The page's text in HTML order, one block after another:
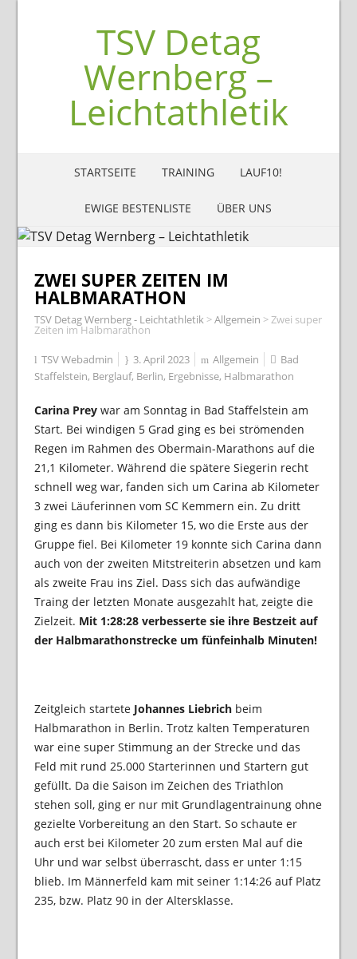
TSV Detag
Wernberg –
Leichtathletik
STARTSEITE TRAINING LAUF10!
EWIGE BESTENLISTE ÜBER UNS
ZWEI SUPER ZEITEN IM
HALBMARATHON
TSV Detag Wernberg - Leichtathletik>Allgemein >Zwei super
Zeiten im Halbmarathon
TSV Webadmin 3. April 2023 Allgemein
Bad
Staffelstein, Berglauf, Berlin, Ergebnisse, Halbmarathon
Carina Preywar am Sonntag in Bad Staffelstein am
Start. Bei windigen 5 Grad ging es bei strömenden
Regen im Rahmen des Obermain-Marathons auf die
21,1 Kilometer. Während die spätere Siegerin recht
schnell weg war, fanden sich um Carina ab Kilometer
3 zwei Läuferinnen vom SC Kemmern ein. Zu dritt
ging es dann bis Kilometer 15, wo die Erste aus der
Gruppe fiel. Bei Kilometer 19 konnte sich Carina dann
auch von der zweiten Mitstreiterin absetzen und kam
als zweite Frau ins Ziel. Dass sich das aufwändige
Traing der letzten Monate ausgezahlt hat, zeigte die
Zielzeit. Mit 1:28:28 verbesserte sie ihre Bestzeit auf
der Halbmarathonstrecke um fünfeinhalb Minuten!
Zeitgleich startete Johannes Liebrichbeim
Halbmarathon in Berlin. Trotz kalten Temperaturen
war eine super Stimmung an der Strecke und das
Feld mit rund 25.000 Starterinnen und Startern gut
gefüllt. Da die Saison im Zeichen des Triathlon
stehen soll, ging er nur mit Grundlagentrainung ohne
gezielte Vorbereitung an den Start. So schaute er
auch erst bei Kilometer 20 zum ersten Mal auf die
Uhr und war selbst überrascht, dass er unter 1:15
blieb. Im Männerfeld kam mit seiner 1:14:26 auf Platz
235, bzw. Platz 90 in der Altersklasse.